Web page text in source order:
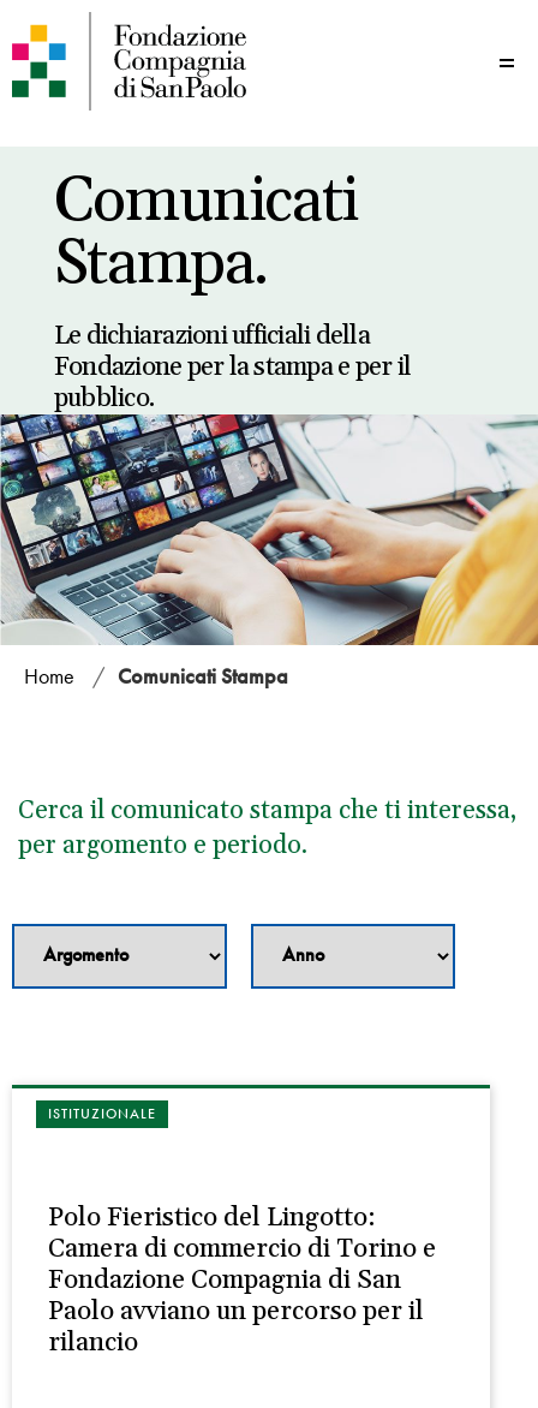
Comunicati
Stampa.
Le dichiarazioni ufficiali della
Fondazione per la stampa e per il
pubblico.
Home / Comunicati Stampa
Cerca il comunicato stampa che ti interessa,
per argomento e periodo.
ISTITUZIONALE
Polo Fieristico del Lingotto:
Camera di commercio di Torino e
Fondazione Compagnia di San
Paolo avviano un percorso per il
rilancio